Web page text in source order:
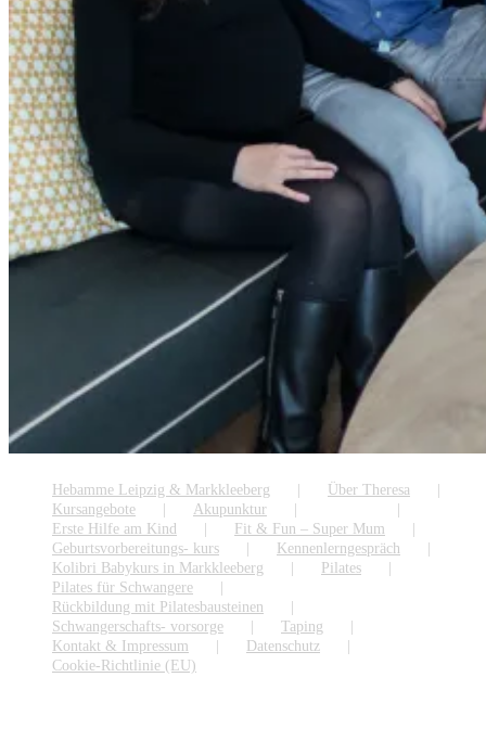
Hebamme Leipzig & Markkleeberg
Über Theresa
Kursangebote
Akupunktur
Erste Hilfe am Kind
Fit & Fun – Super Mum
Geburtsvorbereitungs- kurs
Kennenlerngespräch
Kolibri Babykurs in Markkleeberg
Pilates
Pilates für Schwangere
Rückbildung mit Pilatesbausteinen
Schwangerschafts- vorsorge
Taping
Kontakt & Impressum
Datenschutz
Cookie-Richtlinie (EU)